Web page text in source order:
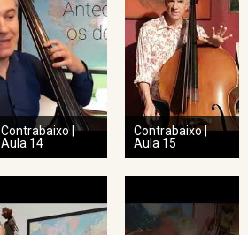
Contrabaixo |
Aula 14
Contrabaixo |
Aula 15